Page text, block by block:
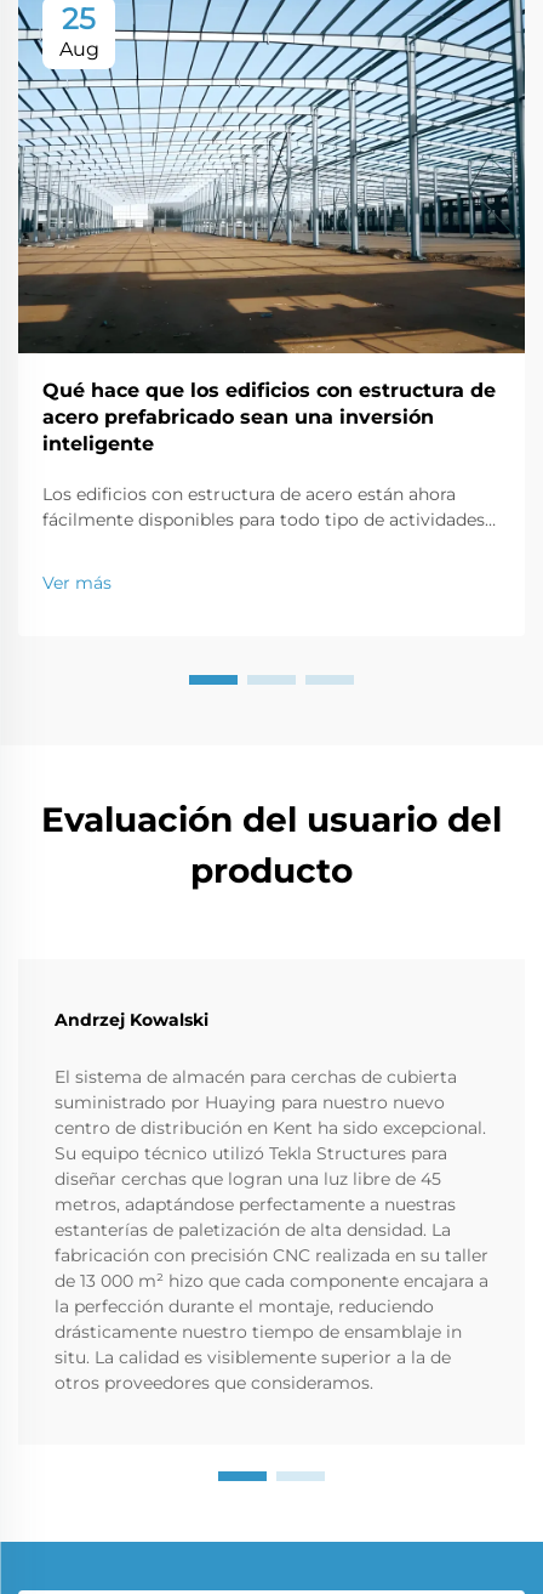
25
Aug
Qué hace que los edificios con estructura de
acero prefabricado sean una inversión
inteligente
Los edificios con estructura de acero están ahora
fácilmente disponibles para todo tipo de actividades
tienda minorista o una propiedad residencial. En este
artículo, discutiremos por qué los edificios fabricados
Ver más
Evaluación del usuario del
producto
Andrzej Kowalski
El sistema de almacén para cerchas de cubierta
suministrado por Huaying para nuestro nuevo
centro de distribución en Kent ha sido excepcional.
Su equipo técnico utilizó Tekla Structures para
diseñar cerchas que logran una luz libre de 45
metros, adaptándose perfectamente a nuestras
estanterías de paletización de alta densidad. La
fabricación con precisión CNC realizada en su taller
de 13 000 m² hizo que cada componente encajara a
la perfección durante el montaje, reduciendo
drásticamente nuestro tiempo de ensamblaje in
situ. La calidad es visiblemente superior a la de
otros proveedores que consideramos.